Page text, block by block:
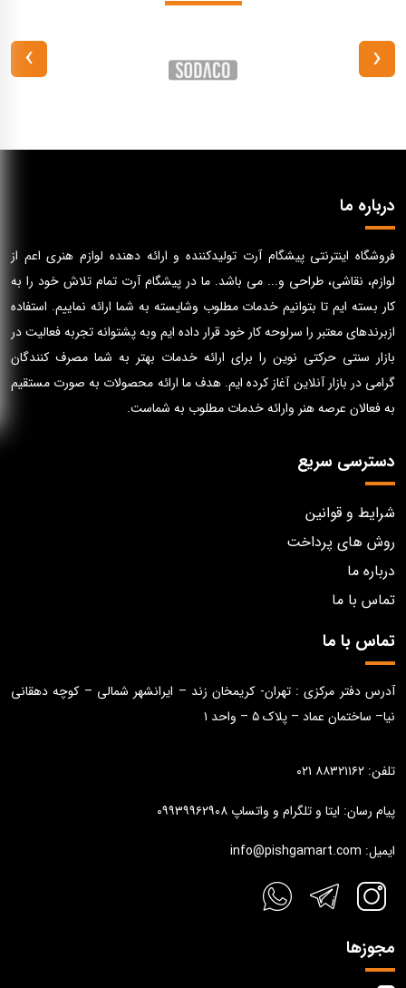
‹
›
درباره ما
فروشگاه اینترنتی پیشگام آرت تولیدکننده و ارائه دهنده لوازم هنری اعم از
لوازم، نقاشی، طراحی و... می باشد. ما در پیشگام آرت تمام تلاش خود را به
کار بسته ایم تا بتوانیم خدمات مطلوب وشایسته به شما ارائه نماییم. استفاده
ازبرندهای معتبر را سرلوحه کار خود قرار داده ایم وبه پشتوانه تجربه فعالیت در
بازار سنتی حرکتی نوین را برای ارائه خدمات بهتر به شما مصرف کنندگان
گرامی در بازار آنلاین آغاز کرده ایم. هدف ما ارائه محصولات به صورت مستقیم
به فعالان عرصه هنر وارائه خدمات مطلوب به شماست.
دسترسی سریع
شرایط و قوانین
روش های پرداخت
درباره ما
تماس با ما
تماس با ما
آدرس دفتر مرکزی : تهران- کریمخان زند – ایرانشهر شمالی – کوچه دهقانی
نیا– ساختمان عماد – پلاک ۵ – واحد ۱
تلفن: ۸۸۳۲۱۱۶۲ ۰۲۱
پیام رسان: ایتا و تلگرام و واتساپ ۰۹۹۳۹۹۶۲۹۰۸
ایمیل: info@pishgamart.com
مجوزها